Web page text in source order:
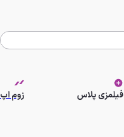
فیلمزی پلاس زوم اپ